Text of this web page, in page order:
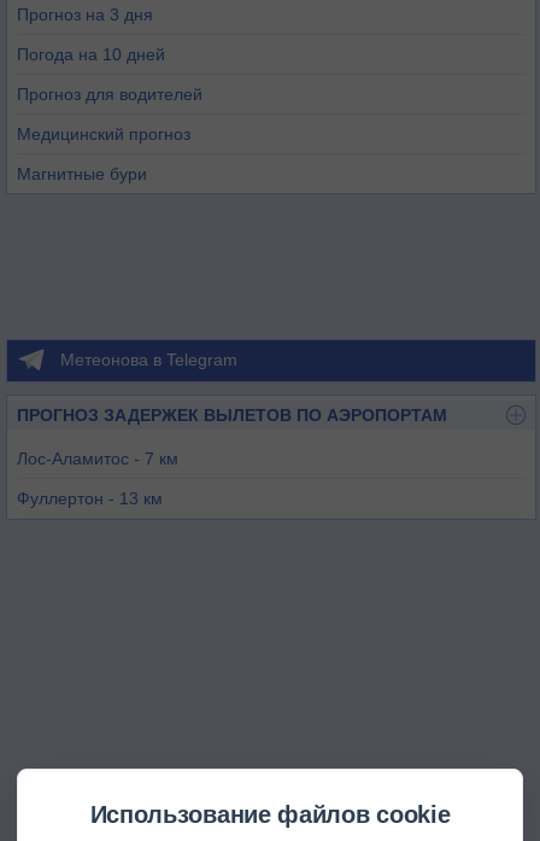
Прогноз на 3 дня
Погода на 10 дней
Прогноз для водителей
Медицинский прогноз
Магнитные бури
Метеонова в Telegram
ПРОГНОЗ ЗАДЕРЖЕК ВЫЛЕТОВ ПО АЭРОПОРТАМ
Лос-Аламитос - 7 км
Фуллертон - 13 км
Использование файлов cookie